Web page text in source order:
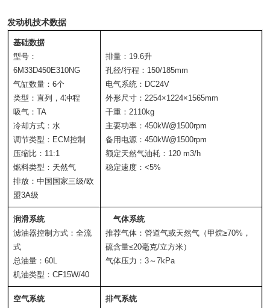
发动机技术数据
基础数据
型号：
6M33D450E310NG
气缸数量：6个
类型：直列，4冲程
吸气：TA
冷却方式：水
调节类型：ECM控制
压缩比：11:1
燃料类型：天然气
排放：中国国家三级/欧
盟3A级
排量：19.6升
孔径/行程：150/185mm
电气系统：DC24V
外形尺寸：2254×1224×1565mm
干重：2110kg
主要功率：450kW@1500rpm
备用电源：450kW@1500rpm
额定天然气油耗：120 m3/h
稳定速度：<5%
润滑系统
滤油器控制方式：全流
式
总油量：60L
机油类型：CF15W/40
气体系统
推荐气体：管道气或天然气（甲烷≥70%，
硫含量≤20毫克/立方米）
气体压力：3～7kPa
空气系统 排气系统